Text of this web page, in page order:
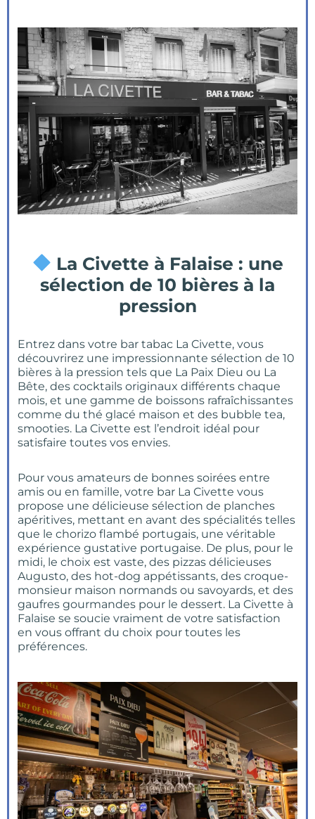
La Civette à Falaise : une
sélection de 10 bières à la
pression
Entrez dans votre bar tabac La Civette, vous
découvrirez une impressionnante sélection de 10
bières à la pression tels que La Paix Dieu ou La
Bête, des cocktails originaux différents chaque
mois, et une gamme de boissons rafraîchissantes
comme du thé glacé maison et des bubble tea,
smooties. La Civette est l’endroit idéal pour
satisfaire toutes vos envies.
Pour vous amateurs de bonnes soirées entre
amis ou en famille, votre bar La Civette vous
propose une délicieuse sélection de planches
apéritives, mettant en avant des spécialités telles
que le chorizo flambé portugais, une véritable
expérience gustative portugaise. De plus, pour le
midi, le choix est vaste, des pizzas délicieuses
Augusto, des hot-dog appétissants, des croque-
monsieur maison normands ou savoyards, et des
gaufres gourmandes pour le dessert. La Civette à
Falaise se soucie vraiment de votre satisfaction
en vous offrant du choix pour toutes les
préférences.